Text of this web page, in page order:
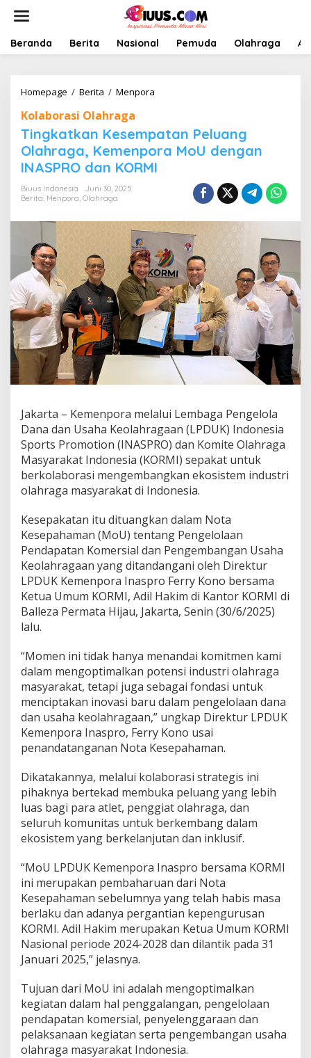
Beranda Berita Nasional Pemuda Olahraga
Homepage / Berita / Menpora
Olahraga,
Kemenpora
MoU
dengan
Kolaborasi Olahraga
Tingkatkan Kesempatan Peluang
Olahraga, Kemenpora MoU dengan
INASPRO dan KORMI
Biuus Indonesia
Juni 30, 2025
Berita, Menpora, Olahraga
Jakarta – Kemenpora melalui Lembaga Pengelola
Dana dan Usaha Keolahragaan (LPDUK) Indonesia
Sports Promotion (INASPRO) dan Komite Olahraga
Masyarakat Indonesia (KORMI) sepakat untuk
berkolaborasi mengembangkan ekosistem industri
olahraga masyarakat di Indonesia.
Kesepakatan itu dituangkan dalam Nota
Kesepahaman (MoU) tentang Pengelolaan
Pendapatan Komersial dan Pengembangan Usaha
Keolahragaan yang ditandangani oleh Direktur
LPDUK Kemenpora Inaspro Ferry Kono bersama
Ketua Umum KORMI, Adil Hakim di Kantor KORMI di
Balleza Permata Hijau, Jakarta, Senin (30/6/2025)
lalu.
“Momen ini tidak hanya menandai komitmen kami
dalam mengoptimalkan potensi industri olahraga
masyarakat, tetapi juga sebagai fondasi untuk
menciptakan inovasi baru dalam pengelolaan dana
dan usaha keolahragaan,” ungkap Direktur LPDUK
Kemenpora Inaspro, Ferry Kono usai
penandatanganan Nota Kesepahaman.
Dikatakannya, melalui kolaborasi strategis ini
pihaknya bertekad membuka peluang yang lebih
luas bagi para atlet, penggiat olahraga, dan
seluruh komunitas untuk berkembang dalam
ekosistem yang berkelanjutan dan inklusif.
“MoU LPDUK Kemenpora Inaspro bersama KORMI
ini merupakan pembaharuan dari Nota
Kesepahaman sebelumnya yang telah habis masa
berlaku dan adanya pergantian kepengurusan
KORMI. Adil Hakim merupakan Ketua Umum KORMI
Nasional periode 2024-2028 dan dilantik pada 31
Januari 2025,” jelasnya.
Tujuan dari MoU ini adalah mengoptimalkan
kegiatan dalam hal penggalangan, pengelolaan
pendapatan komersial, penyelenggaraan dan
pelaksanaan kegiatan serta pengembangan usaha
olahraga masyarakat Indonesia.